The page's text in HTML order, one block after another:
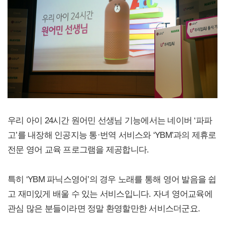
우리 아이 24시간 원어민 선생님 기능에서는 네이버 ‘파파
고’를 내장해 인공지능 통·번역 서비스와 ‘YBM’과의 제휴로
전문 영어 교육 프로그램을 제공합니다.
특히 ‘YBM 파닉스영어’의 경우 노래를 통해 영어 발음을 쉽
고 재미있게 배울 수 있는 서비스입니다. 자녀 영어교육에
관심 많은 분들이라면 정말 환영할만한 서비스더군요.